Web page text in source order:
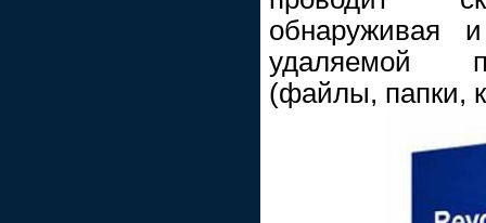
обнаруживая
удаляемой
(файлы, папки,